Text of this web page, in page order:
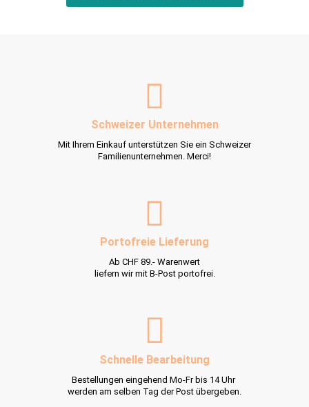
Schweizer Unternehmen
Mit Ihrem Einkauf unterstützen Sie ein Schweizer
Familienunternehmen. Merci!
Portofreie Lieferung
Ab CHF 89.- Warenwert
liefern wir mit B-Post portofrei.
Schnelle Bearbeitung
Bestellungen eingehend Mo-Fr bis 14 Uhr
werden am selben Tag der Post übergeben.